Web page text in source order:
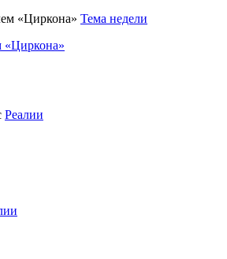
Тема недели
«Циркона»
Реалии